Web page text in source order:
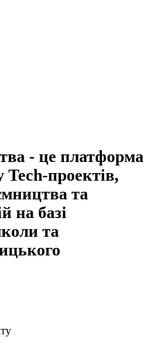
- це платформа
Tech-проектів,
та
на базі
та